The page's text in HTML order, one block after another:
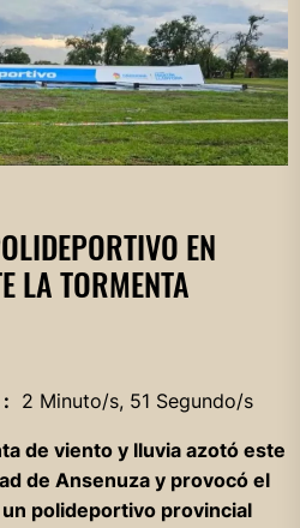
EN
LA TORMENTA
2 Minuto/s, 51 Segundo/s
de viento y lluvia azotó este
de Ansenuza y provocó el
polideportivo provincial